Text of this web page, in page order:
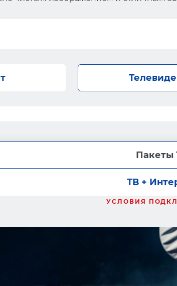
Пакеты
ТВ +
УСЛОВИЯ